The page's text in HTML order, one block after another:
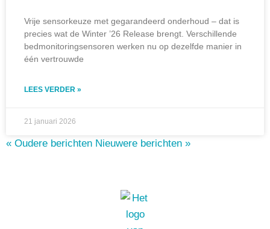
Vrije sensorkeuze met gegarandeerd onderhoud – dat is
precies wat de Winter ’26 Release brengt. Verschillende
bedmonitoringsensoren werken nu op dezelfde manier in
één vertrouwde
LEES VERDER »
21 januari 2026
« Oudere berichten Nieuwere berichten »